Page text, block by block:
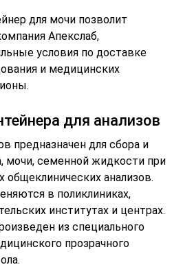
для мочи позволит
Апекслаб,
условия по доставке
и медицинских
для анализов
предназначен для сбора и
мочи, семенной жидкости при
общеклинических анализов.
в поликлиниках,
институтах и центрах.
из специального
прозрачного